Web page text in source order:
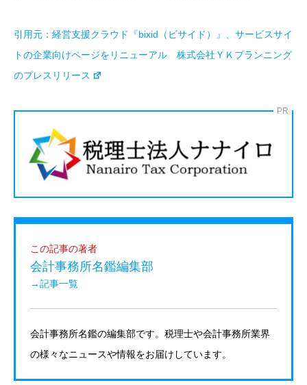
引用元： 経営支援クラウド『bixid（ビサイド）』、サービスサイ
トの企業向けページをリニューアル 株式会社ＹＫプランニング
のプレスリリース
PR
この記事の著者
会計事務所名鑑編集部
→記事一覧
会計事務所名鑑の編集部です。税理士や会計事務所業界
の様々なニュースや情報をお届けしています。